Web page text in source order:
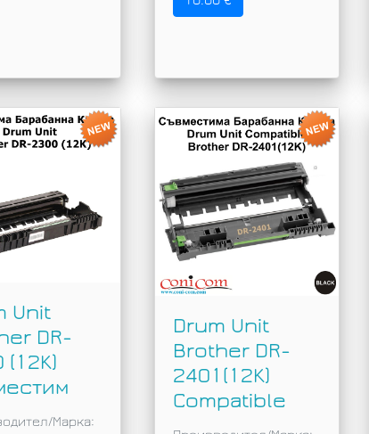
Unit
DR-
(12K)
Марка:
Drum Unit
Brother DR-
2401(12K)
Compatible